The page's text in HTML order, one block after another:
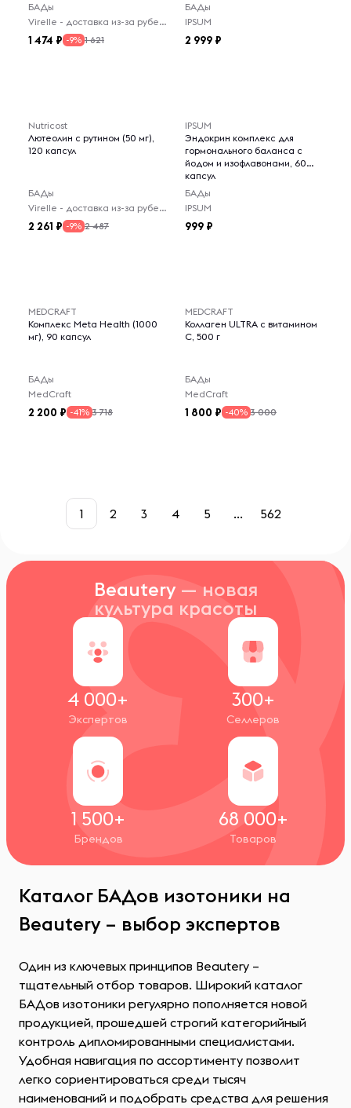
БАДы
Virelle - доставка из-за рубежа
1 474 -9% 1 621
БАДы
IPSUM
2 999
Nutricost
Лютеолин с рутином (50 мг),
120 капсул
БАДы
Virelle - доставка из-за рубежа
2 261 -9% 2 487
IPSUM
Эндокрин комплекс для
гормонального баланса с
йодом и изофлавонами, 60
капсул
БАДы
IPSUM
999
MEDCRAFT
Комплекс Meta Health (1000
мг), 90 капсул
БАДы
MedCraft
2 200 -41% 3 718
MEDCRAFT
Коллаген ULTRA с витамином
C, 500 г
БАДы
MedCraft
1 800 -40% 3 000
1 2 3 4 5 ... 562
Beautery — новая
культура красоты
4 000+
Экспертов
300+
Селлеров
1 500+
Брендов
68 000+
Товаров
Каталог БАДов изотоники на
Beautery – выбор экспертов
Один из ключевых принципов Beautery –
тщательный отбор товаров. Широкий каталог
БАДов изотоники регулярно пополняется новой
продукцией, прошедшей строгий категорийный
контроль дипломированными специалистами.
Удобная навигация по ассортименту позволит
легко сориентироваться среди тысяч
наименований и подобрать средства для решения